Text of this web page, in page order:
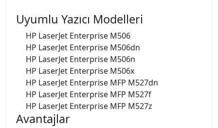
Uyumlu Yazıcı Modelleri
HP LaserJet Enterprise M506
HP LaserJet Enterprise M506dn
HP LaserJet Enterprise M506n
HP LaserJet Enterprise M506x
HP LaserJet Enterprise MFP M527dn
HP LaserJet Enterprise MFP M527f
HP LaserJet Enterprise MFP M527z
Avantajlar